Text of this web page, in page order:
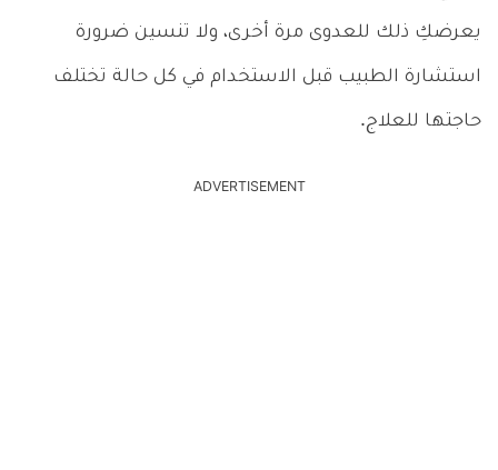
يعرضكِ ذلك للعدوى مرة أخرى، ولا تنسين ضرورة
استشارة الطبيب قبل الاستخدام في كل حالة تختلف
حاجتها للعلاج.
ADVERTISEMENT